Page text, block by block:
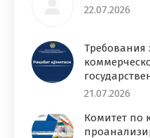
22.07.2026
Требования
21.07.2026
Комитет по